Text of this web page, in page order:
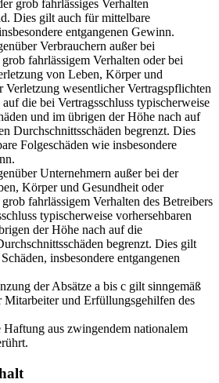
grob fahrlässiges Verhalten
Dies gilt auch für mittelbare
entgangenen Gewinn.
Verbrauchern außer bei
fahrlässigem Verhalten oder bei
von Leben, Körper und
Verletzung wesentlicher Vertragspflichten
die bei Vertragsschluss typischerweise
und im übrigen der Höhe nach auf
Durchschnittsschäden begrenzt. Dies
Folgeschäden wie insbesondere
Unternehmern außer bei der
Körper und Gesundheit oder
fahrlässigem Verhalten des Betreibers
typischerweise vorhersehbaren
der Höhe nach auf die
begrenzt. Dies gilt
insbesondere entgangenen
der Absätze a bis c gilt sinngemäß
Mitarbeiter und Erfüllungsgehilfen des
aus zwingendem nationalem